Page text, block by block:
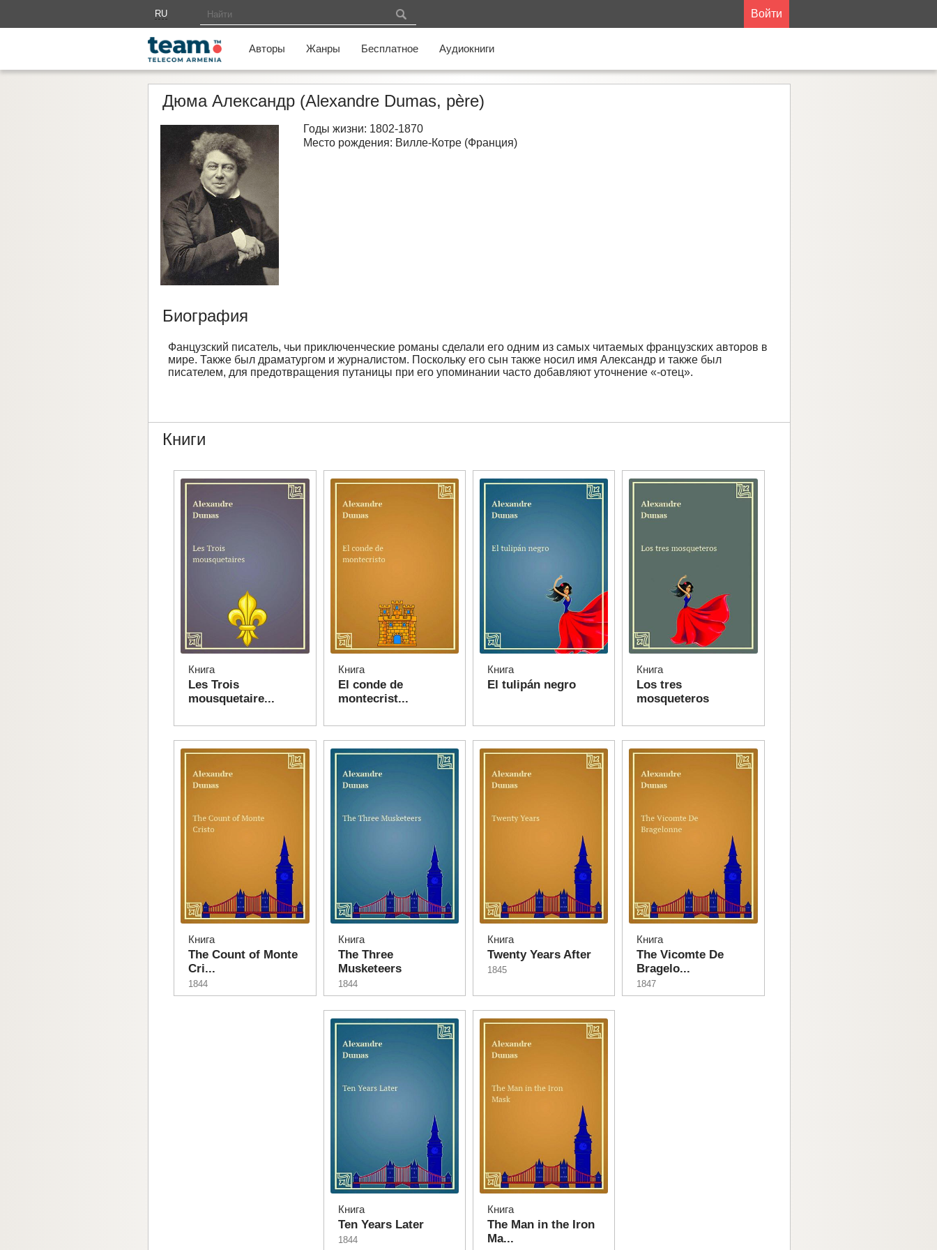
Войти
RU
AM
Авторы Жанры Бесплатное Аудиокниги
Дюма Александр (Alexandre Dumas, père)
Годы жизни: 1802-1870
Место рождения: Вилле-Котре (Франция)
Биография
Фанцузский писатель, чьи приключенческие романы сделали его одним из самых читаемых французских авторов в
мире. Также был драматургом и журналистом. Поскольку его сын также носил имя Александр и также был
писателем, для предотвращения путаницы при его упоминании часто добавляют уточнение «-отец».
Книги
Книга
Les Trois
mousquetaire...
Книга
El conde de
montecrist...
Книга
El tulipán negro
Книга
Los tres
mosqueteros
Книга
The Count of Monte
Cri...
1844
Книга
The Three
Musketeers
1844
Книга
Twenty Years After
1845
Книга
The Vicomte De
Bragelo...
1847
Книга
Ten Years Later
1844
Книга
The Man in the Iron
Ma...